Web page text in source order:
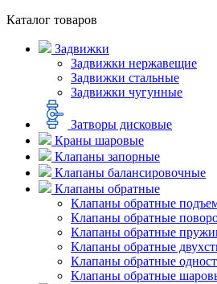
Каталог товаров
Задвижки
Задвижки нержавещие
Задвижки стальные
Задвижки чугунные
Затворы дисковые
Краны шаровые
Клапаны запорные
Клапаны балансировочные
Клапаны обратные
Клапаны обратные
Клапаны обратные
Клапаны обратные
Клапаны обратные
Клапаны обратные
Клапаны обратные